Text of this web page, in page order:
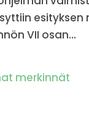
esityksen
VII osan...
merkinnät